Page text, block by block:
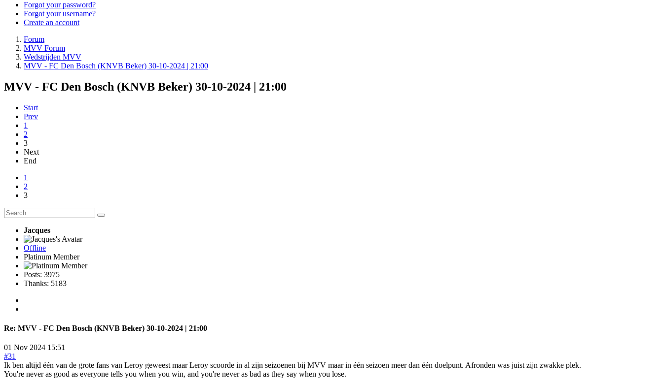
Forgot your password?
Forgot your username?
Create an account
Forum
MVV Forum
Wedstrijden MVV
MVV - FC Den Bosch (KNVB Beker) 30-10-2024 | 21:00
MVV - FC Den Bosch (KNVB Beker) 30-10-2024 | 21:00
Start
Prev
1
2
3
Next
End
1
2
3
Jacques
Offline
Platinum Member
Posts: 3975
Thanks: 5183
Re: MVV - FC Den Bosch (KNVB Beker) 30-10-2024 | 21:00
01 Nov 2024 15:51
#31
Ik ben altijd één van de grote fans van Leroy geweest maar Leroy scoorde in al zijn seizoenen bij MVV maar in één seizoen meer dan één doelpunt. Afronden was juist zijn zwakke plek.
You're never as good as everyone tells you when you win, and you're never as bad as they say when you lose.